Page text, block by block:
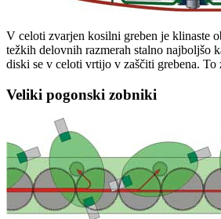
V celoti zvarjen kosilni greben je klinaste
težkih delovnih razmerah stalno najboljšo
diski se v celoti vrtijo v zaščiti grebena. To
Veliki pogonski zobniki